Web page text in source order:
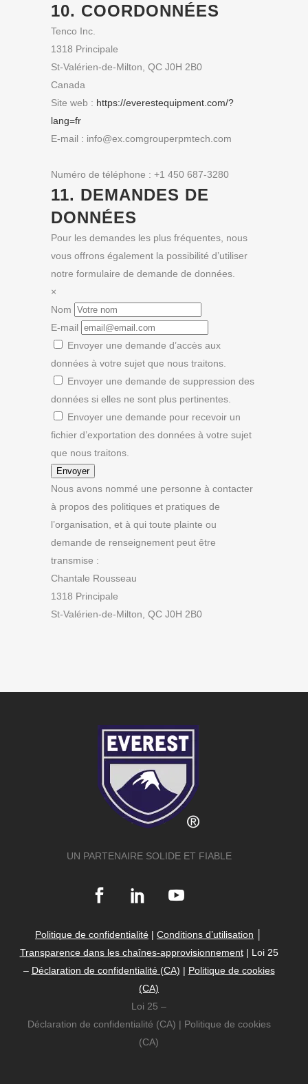
10. COORDONNÉES
Tenco Inc.
1318 Principale
St-Valérien-de-Milton, QC J0H 2B0
Canada
Site web : https://everestequipment.com/?
lang=fr
E-mail : info@ex.comgrouperpmtech.com
Numéro de téléphone : +1 450 687-3280
11. DEMANDES DE
DONNÉES
Pour les demandes les plus fréquentes, nous
vous offrons également la possibilité d’utiliser
notre formulaire de demande de données.
×
Nom
E-mail
Envoyer une demande d’accès aux
données à votre sujet que nous traitons.
Envoyer une demande de suppression des
données si elles ne sont plus pertinentes.
Envoyer une demande pour recevoir un
fichier d’exportation des données à votre sujet
que nous traitons.
Nous avons nommé une personne à contacter
à propos des politiques et pratiques de
l’organisation, et à qui toute plainte ou
demande de renseignement peut être
transmise :
Chantale Rousseau
1318 Principale
St-Valérien-de-Milton, QC J0H 2B0
UN PARTENAIRE SOLIDE ET FIABLE
Politique de confidentialité | Conditions d’utilisation
Transparence dans les chaînes-approvisionnement| Loi 25
– Déclaration de confidentialité (CA) | Politique de cookies
(CA)
Loi 25 –
Déclaration de confidentialité (CA) | Politique de cookies
(CA)